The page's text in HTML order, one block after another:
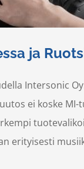
ja
Intersonic
ei koske
erityisesti